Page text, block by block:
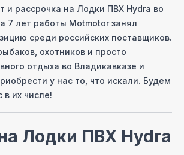
и рассрочка на Лодки ПВХ Hydra во
7 лет работы Motmotor занял
среди российских поставщиков.
охотников и просто
отдыха во Владикавказе и
у нас то, что искали. Будем
в их числе!
Лодки ПВХ Hydra